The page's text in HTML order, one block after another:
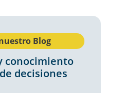
Blog
conocimiento
decisiones